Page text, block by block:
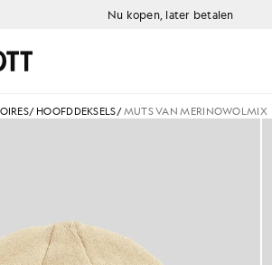
Nu kopen, later betalen
/ HOOFDDEKSELS/MUTS VAN MERINOWOLMIX